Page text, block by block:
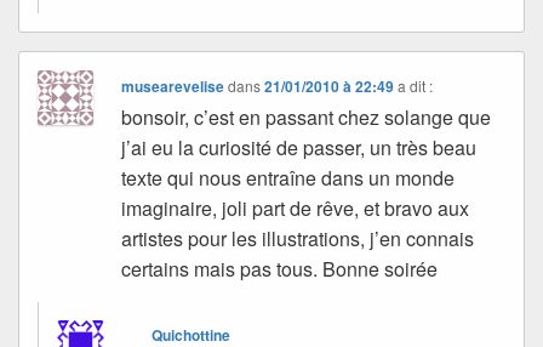
musearevelisedans21/01/2010 à 22:49 a dit :
bonsoir, c’est en passant chez solange que
j’ai eu la curiosité de passer, un très beau
texte qui nous entraîne dans un monde
imaginaire, joli part de rêve, et bravo aux
artistes pour les illustrations, j’en connais
certains mais pas tous. Bonne soirée
Quichottine